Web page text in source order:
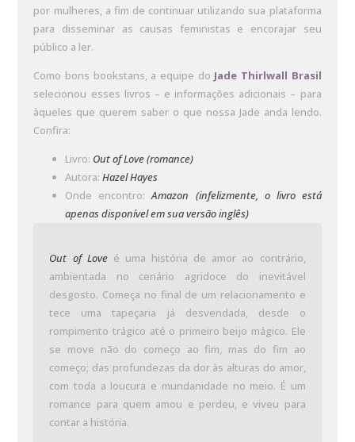
por mulheres, a fim de continuar utilizando sua plataforma
para disseminar as causas feministas e encorajar seu
público a ler.
Como bons bookstans, a equipe do Jade Thirlwall Brasil
selecionou esses livros – e informações adicionais – para
àqueles que querem saber o que nossa Jade anda lendo.
Confira:
Livro: Out of Love (romance)
Autora:Hazel Hayes
Onde encontro:Amazon (infelizmente, o livro está
apenas disponível em sua versão inglês)
Out of Love é uma história de amor ao contrário,
ambientada no cenário agridoce do inevitável
desgosto. Começa no final de um relacionamento e
tece uma tapeçaria já desvendada, desde o
rompimento trágico até o primeiro beijo mágico. Ele
se move não do começo ao fim, mas do fim ao
começo; das profundezas da dor às alturas do amor,
com toda a loucura e mundanidade no meio. É um
romance para quem amou e perdeu, e viveu para
contar a história.